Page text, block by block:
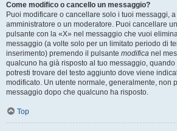
Come modifico o cancello un messaggio?
Puoi modificare o cancellare solo i tuoi messaggi,
amministratore o un moderatore. Puoi cancellare
pulsante con la «X» nel messaggio che vuoi
messaggio (a volte solo per un limitato periodo di
inserimento) premendo il pulsante modifica nel
qualcuno ha già risposto al tuo messaggio,
potresti trovare del testo aggiunto dove viene
modificato. Un utente normale, generalmente, non
messaggio dopo che qualcuno ha risposto.
Top